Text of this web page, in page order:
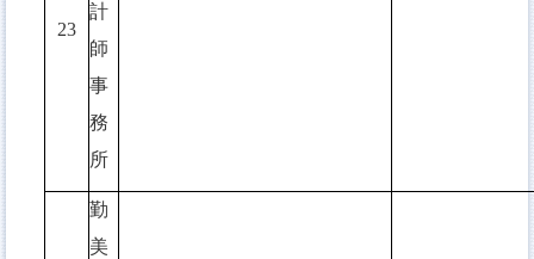
23
計
師
事
務
所
勤
美